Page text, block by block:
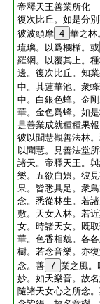
帝釋天王善業所化
復次比丘。如是分
彼波頭摩 4 華之林
琉璃。以爲欄楯。或
羅網。以覆其上。
邊。復次比丘。知
中。其蓮華池。衆
中。白銀色蜂。金
華。金色爲蜂。如
是善業成就種種果
彼以聞慧觀善法林
以聞慧。見善法堂
諸天。帝釋天王。
樂。五欲自娯。彼
果。皆悉具足。衆
念。悉從林生。若
敷。天女入林。若
女。時諸天女。既
華。色香相貌。各
樹。若念音樂。亦
念。善 7 業之風。
妙。如天樂音。故
隨諸天女心之所念